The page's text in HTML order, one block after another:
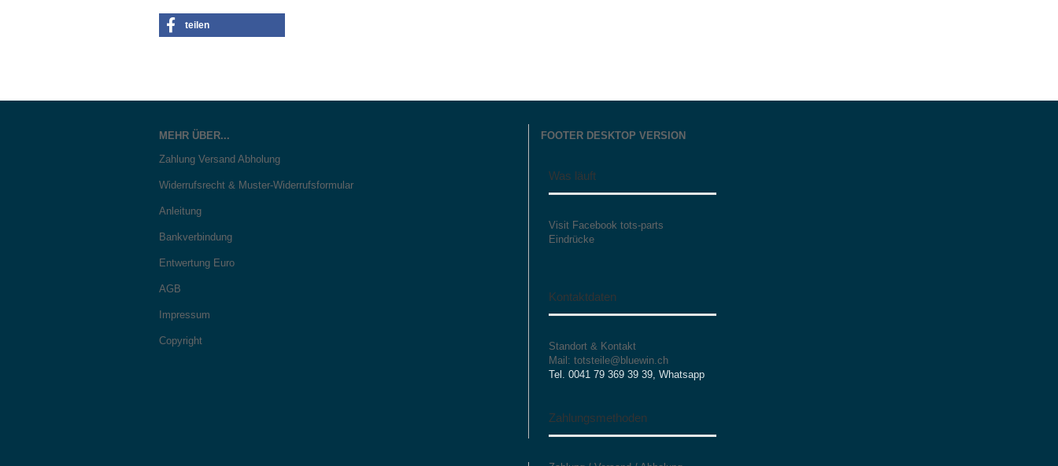
teilen
MEHR ÜBER...
Zahlung Versand Abholung
Widerrufsrecht & Muster-Widerrufsformular
Anleitung
Bankverbindung
Entwertung Euro
AGB
Impressum
Copyright
FOOTER DESKTOP VERSION
Was läuft
Visit Facebook tots-parts
Eindrücke
Kontaktdaten
Standort & Kontakt
Mail: totsteile@bluewin.ch
Tel. 0041 79 369 39 39, Whatsapp
Zahlungsmethoden